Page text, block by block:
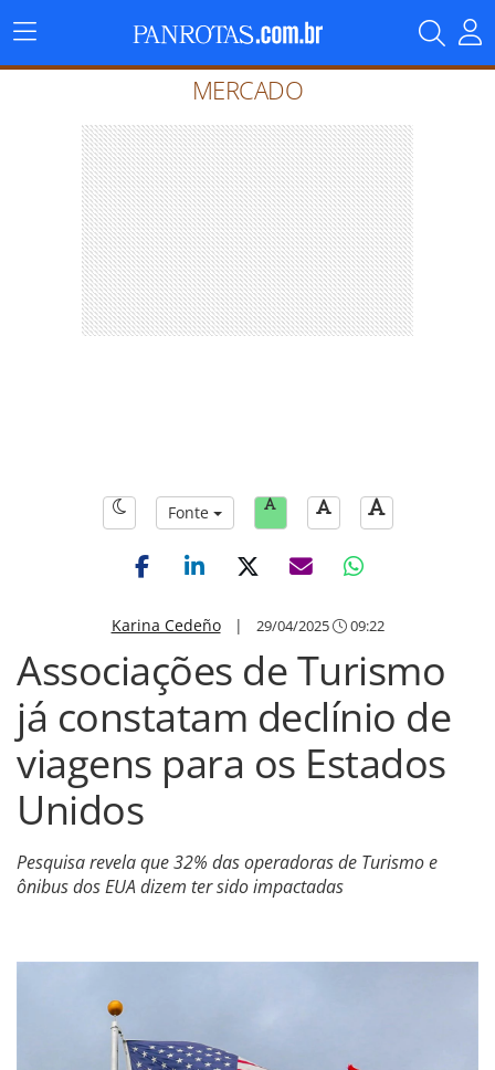
Menu
Principal
MERCADO
Fonte
Karina Cedeño| 29/04/2025 09:22
Associações de Turismo
já constatam declínio de
viagens para os Estados
Unidos
Pesquisa revela que 32% das operadoras de Turismo e
ônibus dos EUA dizem ter sido impactadas